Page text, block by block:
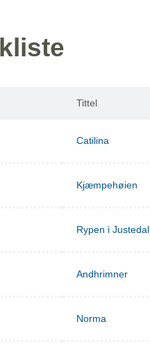
Tittel
Catilina
Kjæmpehøien
Rypen i Justedal
Andhrimner
Norma